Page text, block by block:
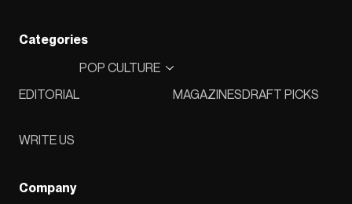
Categories
EDITORIAL
POP CULTURE
MAGAZINESDRAFT PICKS
WRITE US
Company